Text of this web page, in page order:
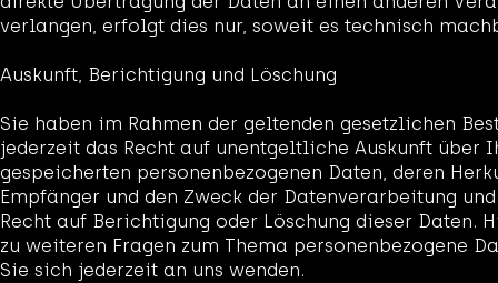
verlangen, erfolgt dies nur, soweit es technisch
Auskunft, Berichtigung und Löschung
Sie haben im Rahmen der geltenden gesetzlichen
jederzeit das Recht auf unentgeltliche Auskunft über
gespeicherten personenbezogenen Daten, deren
Empfänger und den Zweck der Datenverarbeitung
Recht auf Berichtigung oder Löschung dieser Daten.
zu weiteren Fragen zum Thema personenbezogene
Sie sich jederzeit an uns wenden.